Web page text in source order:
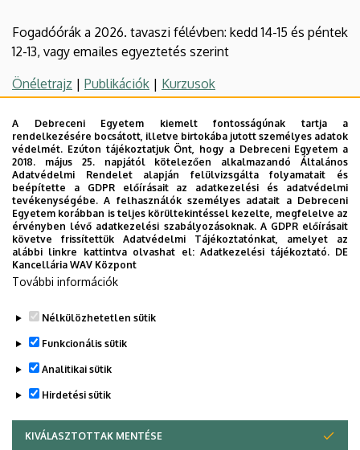
Fogadóórák a 2026. tavaszi félévben: kedd 14-15 és péntek
12-13, vagy emailes egyeztetés szerint
Önéletrajz | Publikációk | Kurzusok
Tóthné dr. Espák Gabriella egyetemi adjunktus a
Debreceni Egyetem Angol-Amerikai Intézetének Észak-
amerikai Tanszékén. Kutatási területe: ausztrál, kanadai,
és USA társadalomtörténet, különös tekintettel a
multikulturalizmus jelenségére, valamint a kisebbségek és
az őslakók helyzetére.
Legutóbbi frissítés: 2026. 02. 05. 11:16
A Debreceni Egyetem kiemelt fontosságúnak tartja a
rendelkezésére bocsátott, illetve birtokába jutott személyes adatok
védelmét. Ezúton tájékoztatjuk Önt, hogy a Debreceni Egyetem a
2018. május 25. napjától kötelezően alkalmazandó Általános
Adatvédelmi Rendelet alapján felülvizsgálta folyamatait és
beépítette a GDPR előírásait az adatkezelési és adatvédelmi
tevékenységébe. A felhasználók személyes adatait a Debreceni
Egyetem korábban is teljes körültekintéssel kezelte, megfelelve az
érvényben lévő adatkezelési szabályozásoknak. A GDPR előírásait
követve frissítettük Adatvédelmi Tájékoztatónkat, amelyet az
alábbi linkre kattintva olvashat el:Adatkezelési tájékoztató. DE
Kancellária WAV Központ
További információk
Nélkülözhetetlen sütik
Funkcionális sütik
Analitikai sütik
Hirdetési sütik
KIVÁLASZTOTTAK MENTÉSE
WITHDRAW CONSENT